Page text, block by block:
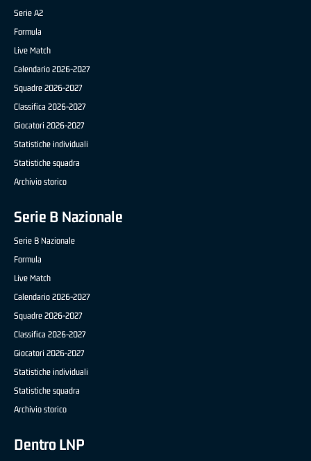
Serie A2
Formula
Live Match
Calendario 2026-2027
Squadre 2026-2027
Classifica 2026-2027
Giocatori 2026-2027
Statistiche individuali
Statistiche squadra
Archivio storico
Serie B Nazionale
Serie B Nazionale
Formula
Live Match
Calendario 2026-2027
Squadre 2026-2027
Classifica 2026-2027
Giocatori 2026-2027
Statistiche individuali
Statistiche squadra
Archivio storico
Dentro LNP